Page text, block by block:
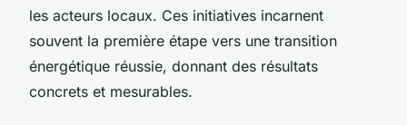
les acteurs locaux. Ces initiatives incarnent
souvent la première étape vers une transition
énergétique réussie, donnant des résultats
concrets et mesurables.